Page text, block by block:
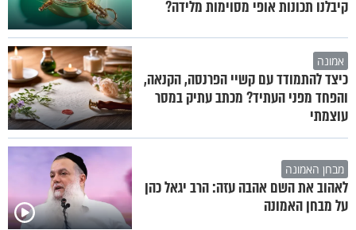
קיבלנו תכונות אופי מסוימות מלידה?
אמונה
כיצד להתמודד עם קשיי הפרנסה, הקנאה,
והפחד מפני העתיד? מכתב עתיק במסר
עוצמתי
מבחן האמונה
לאהוב את השם אהבה עזה: הרב יגאל כהן
על מבחן האמונה